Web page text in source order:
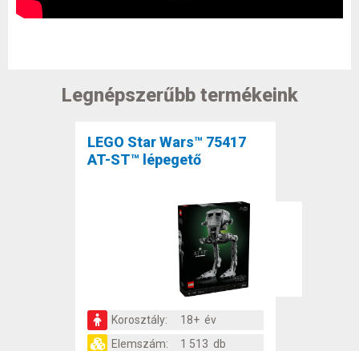
Legnépszerűbb termékeink
LEGO Star Wars™ 75417
AT-ST™ lépegető
Korosztály:
18+ év
Elemszám:
1 513 db